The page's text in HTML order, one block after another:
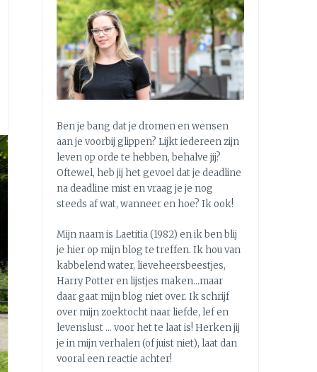
Ben je bang dat je dromen en wensen
aan je voorbij glippen? Lijkt iedereen zijn
leven op orde te hebben, behalve jij?
Oftewel, heb jij het gevoel dat je deadline
na deadline mist en vraag je je nog
steeds af wat, wanneer en hoe? Ik ook!
Mijn naam is Laetitia (1982) en ik ben blij
je hier op mijn blog te treffen. Ik hou van
kabbelend water, lieveheersbeestjes,
Harry Potter en lijstjes maken…maar
daar gaat mijn blog niet over. Ik schrijf
over mijn zoektocht naar liefde, lef en
levenslust … voor het te laat is! Herken jij
je in mijn verhalen (of juist niet), laat dan
vooral een reactie achter!